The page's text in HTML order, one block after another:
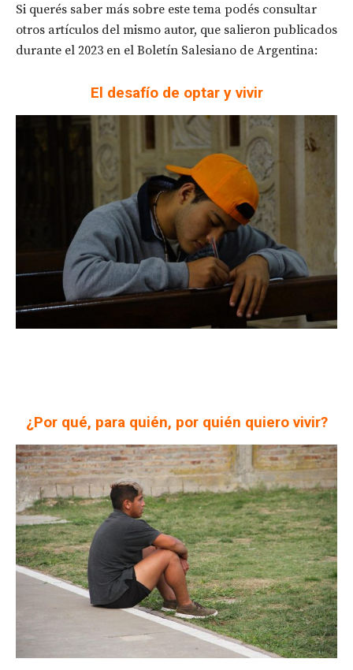
Si querés saber más sobre este tema podés consultar
otros artículos del mismo autor, que salieron publicados
durante el 2023 en el Boletín Salesiano de Argentina:
El desafío de optar y vivir
¿Por qué, para quién, por quién quiero vivir?